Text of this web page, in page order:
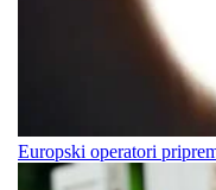
Europski operatori